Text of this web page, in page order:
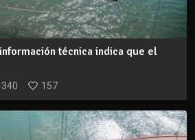
técnica indica que el
157